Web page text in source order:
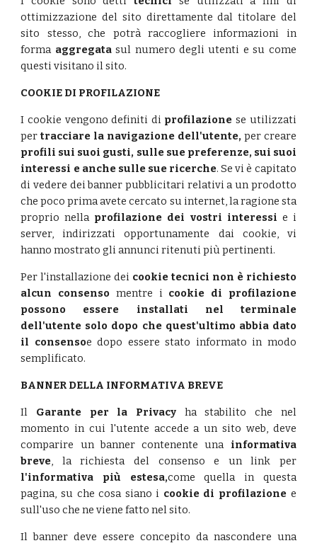
ottimizzazione del sito direttamente dal titolare del
sito stesso, che potrà raccogliere informazioni in
forma aggregatasul numero degli utenti e su come
questi visitano il sito.
COOKIE DI PROFILAZIONE
I cookie vengono definiti di profilazione se utilizzati
pertracciare la navigazione dell'utente, per creare
profili sui suoi gusti, sulle sue preferenze, sui suoi
interessi e anche sulle sue ricerche. Se vi è capitato
di vedere dei banner pubblicitari relativi a un prodotto
che poco prima avete cercato su internet, la ragione sta
proprio nella profilazione dei vostri interessi e i
server, indirizzati opportunamente dai cookie, vi
hanno mostrato gli annunci ritenuti più pertinenti.
Per l'installazione dei cookie tecnici non è richiesto
alcun consenso mentre i cookie di profilazione
possono essere installati nel terminale
dell'utente solo dopo che quest'ultimo abbia dato
il consensoe dopo essere stato informato in modo
semplificato.
BANNER DELLA INFORMATIVA BREVE
Il Garante per la Privacy ha stabilito che nel
momento in cui l'utente accede a un sito web, deve
comparire un banner contenente una informativa
breve, la richiesta del consenso e un link per
l'informativa più estesa,come quella in questa
pagina, su che cosa siano i cookie di profilazione e
sull'uso che ne viene fatto nel sito.
Il banner deve essere concepito da nascondere una